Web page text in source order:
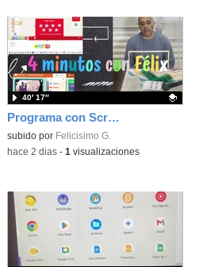
Programa con Scratch juegos con los partidos del mundial 2026 ganados por España
Contenido educativo.
subido por Felicisimo G.
40′ 17″
-hace 2 dias- 1 visualizaciones